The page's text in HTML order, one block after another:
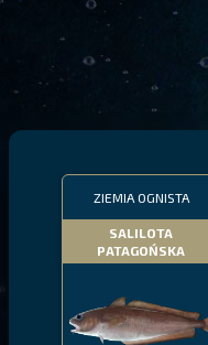
ZIEMIA OGNISTA
SALILOTA
PATAGOŃSKA
FILTRY
MALAWI
PYSZCZAK ZACHODNI